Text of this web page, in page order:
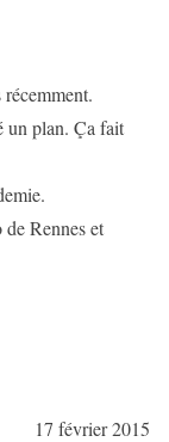
un plan. Ça fait
Rennes et
17 février 2015